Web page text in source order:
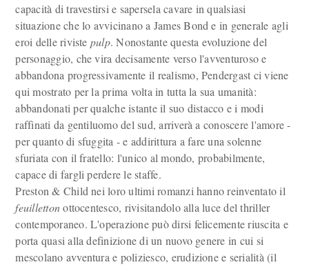
capacità di travestirsi e sapersela cavare in qualsiasi
situazione che lo avvicinano a James Bond e in generale agli
eroi delle riviste pulp. Nonostante questa evoluzione del
personaggio, che vira decisamente verso l'avventuroso e
abbandona progressivamente il realismo, Pendergast ci viene
qui mostrato per la prima volta in tutta la sua umanità:
abbandonati per qualche istante il suo distacco e i modi
raffinati da gentiluomo del sud, arriverà a conoscere l'amore -
per quanto di sfuggita - e addirittura a fare una solenne
sfuriata con il fratello: l'unico al mondo, probabilmente,
capace di fargli perdere le staffe.
Preston & Child nei loro ultimi romanzi hanno reinventato il
feuillettonottocentesco, rivisitandolo alla luce del thriller
contemporaneo. L'operazione può dirsi felicemente riuscita e
porta quasi alla definizione di un nuovo genere in cui si
mescolano avventura e poliziesco, erudizione e serialità (il